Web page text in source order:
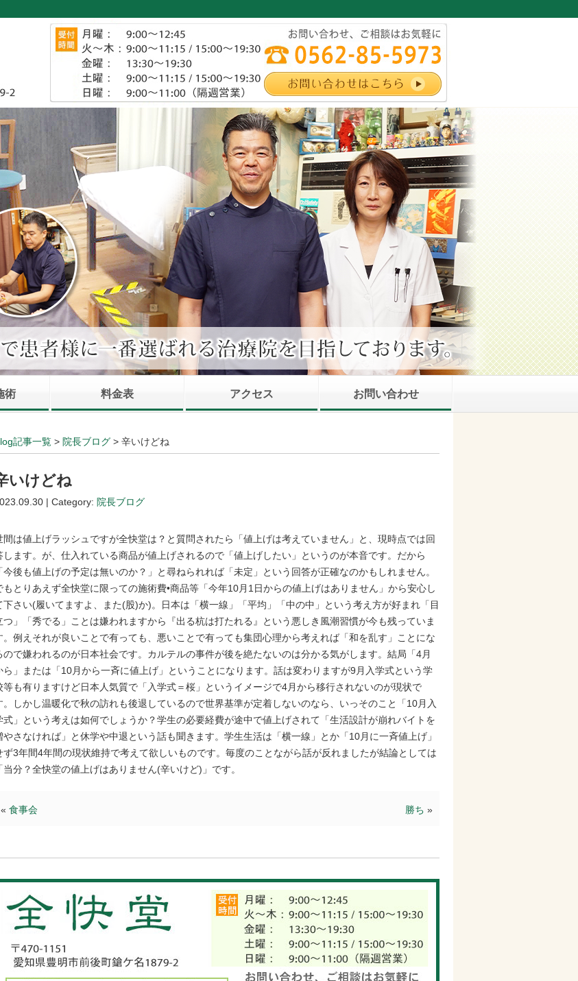
術 料金表 アクセス お問い合わせ
記事一覧 > 院長ブログ > 辛いけどね
いけどね
| Category: 院長ブログ
間は値上げラッシュですが全快堂は？と質問されたら「値上げは考えていません」と、現時点では回
します。が、仕入れている商品が値上げされるので「値上げしたい」というのが本音です。だから
「今後も値上げの予定は無いのか？」と尋ねられれば「未定」という回答が正確なのかもしれません。
もとりあえず全快堂に限っての施術費•商品等「今年10月1日からの値上げはありません」から安心し
下さい(履いてますよ、また(股)か)。日本は「横一線」「平均」「中の中」という考え方が好まれ「目
つ」「秀でる」ことは嫌われますから『出る杭は打たれる』という悪しき風潮習慣が今も残っていま
。例えそれが良いことで有っても、悪いことで有っても集団心理から考えれば「和を乱す」ことにな
ので嫌われるのが日本社会です。カルテルの事件が後を絶たないのは分かる気がします。結局「4月
ら」または「10月から一斉に値上げ」ということになります。話は変わりますが9月入学式という学
等も有りますけど日本人気質で「入学式＝桜」というイメージで4月から移行されないのが現状で
。しかし温暖化で秋の訪れも後退しているので世界基準が定着しないのなら、いっそのこと「10月入
式」という考えは如何でしょうか？学生の必要経費が途中で値上げされて「生活設計が崩れバイトを
やさなければ」と休学や中退という話も聞きます。学生生活は「横一線」とか「10月に一斉値上げ」
ず3年間4年間の現状維持で考えて欲しいものです。毎度のことながら話が反れましたが結論としては
「当分？全快堂の値上げはありません(辛いけど)」です。
勝ち »
« 食事会